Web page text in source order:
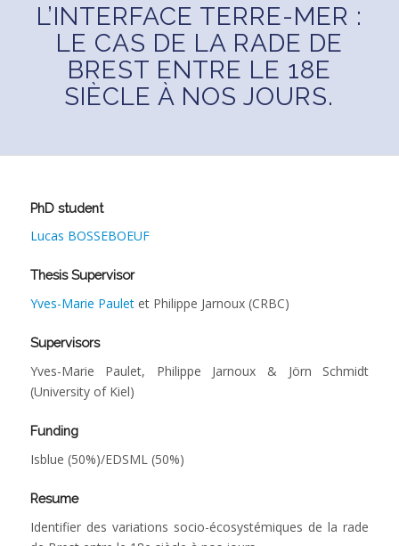
L’INTERFACE TERRE-MER :
LE CAS DE LA RADE DE
BREST ENTRE LE 18E
SIÈCLE À NOS JOURS.
PhD student
Lucas BOSSEBOEUF
Thesis Supervisor
Yves-Marie Paulet et Philippe Jarnoux (CRBC)
Supervisors
Yves-Marie Paulet, Philippe Jarnoux & Jörn Schmidt
(University of Kiel)
Funding
Isblue (50%)/EDSML (50%)
Resume
Identifier des variations socio-écosystémiques de la rade